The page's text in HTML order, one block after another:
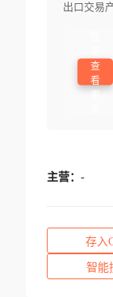
出口交易
查
看
主营： -
存入
智能